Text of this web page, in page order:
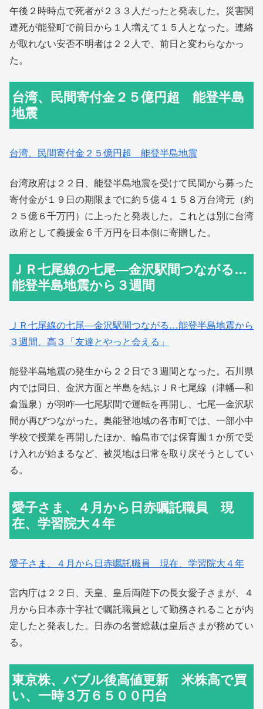
午後２時時点で死者が２３３人だったと発表した。災害関
連死が能登町で前日から１人増えて１５人となった。連絡
が取れない安否不明者は２２人で、前日と変わらなかっ
た。
台湾、民間寄付金２５億円超 能登半島
地震
台湾、民間寄付金２５億円超 能登半島地震
台湾政府は２２日、能登半島地震を受けて民間から募った
寄付金が１９日の期限までに約５億４１５８万台湾元（約
２５億６千万円）に上ったと発表した。これとは別に台湾
政府として義援金６千万円を日本側に寄贈した。
ＪＲ七尾線の七尾―金沢駅間つながる…
能登半島地震から３週間
ＪＲ七尾線の七尾―金沢駅間つながる…能登半島地震から
３週間、高３「友達とやっと会える」
能登半島地震の発生から２２日で３週間となった。石川県
内では同日、金沢方面と半島を結ぶＪＲ七尾線（津幡―和
倉温泉）が羽咋―七尾駅間で運転を再開し、七尾―金沢駅
間が再びつながった。奥能登地域の各市町では、一部小中
学校で授業を再開したほか、輪島市では保育園１か所で受
け入れが始まるなど、被災地は日常を取り戻そうとしてい
る。
愛子さま、４月から日赤嘱託職員 現
在、学習院大４年
愛子さま、４月から日赤嘱託職員 現在、学習院大４年
宮内庁は２２日、天皇、皇后両陛下の長女愛子さまが、４
月から日本赤十字社で嘱託職員として勤務されることが内
定したと発表した。日赤の名誉総裁は皇后さまが務めてい
る。
東京株、バブル後高値更新 米株高で買
い、一時３万６５００円台